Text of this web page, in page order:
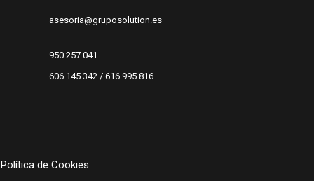
asesoria@gruposolution.es
950 257 041
606 145 342 / 616 995 816
Política de Cookies